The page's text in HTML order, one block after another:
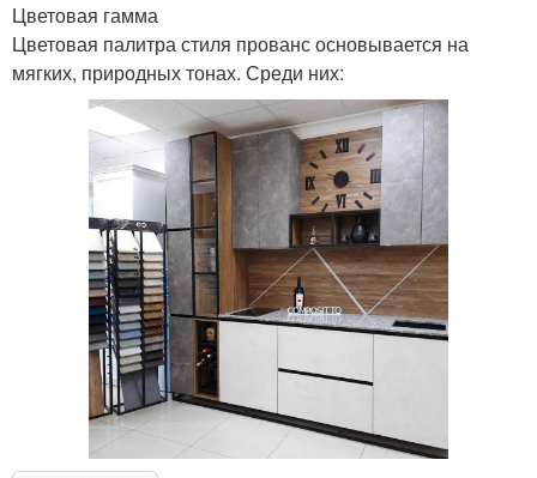
Цветовая гамма
Цветовая палитра стиля прованс основывается на
мягких, природных тонах. Среди них: